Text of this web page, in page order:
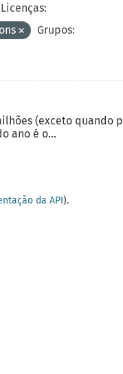
Licenças:
Grupos:
(exceto quando
ano é o...
da API).